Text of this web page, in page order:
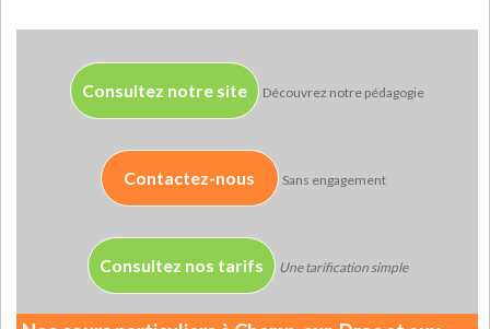
Consultez notre site Découvrez notre pédagogie
Contactez-nous Sans engagement
Consultez nos tarifs Une tarification simple